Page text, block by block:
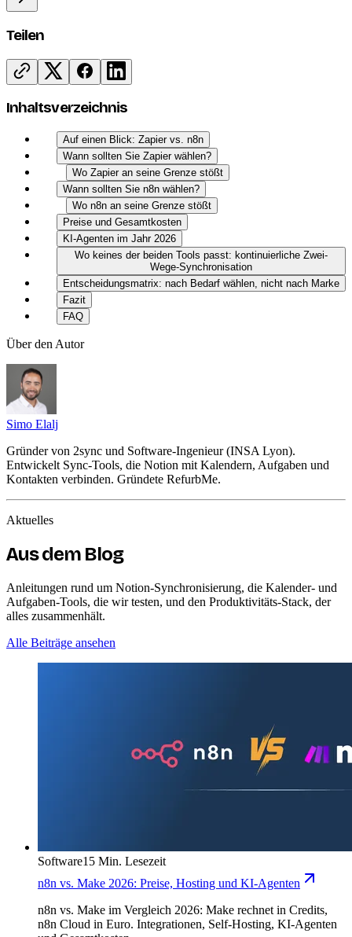
Teilen
Inhaltsverzeichnis
Auf einen Blick: Zapier vs. n8n
Wann sollten Sie Zapier wählen?
Wo Zapier an seine Grenze stößt
Wann sollten Sie n8n wählen?
Wo n8n an seine Grenze stößt
Preise und Gesamtkosten
KI-Agenten im Jahr 2026
Wo keines der beiden Tools passt: kontinuierliche Zwei-
Wege-Synchronisation
Entscheidungsmatrix: nach Bedarf wählen, nicht nach Marke
Fazit
FAQ
Über den Autor
Simo Elalj
Gründer von 2sync und Software-Ingenieur (INSA Lyon).
Entwickelt Sync-Tools, die Notion mit Kalendern, Aufgaben und
Kontakten verbinden. Gründete RefurbMe.
Aktuelles
Aus dem Blog
Anleitungen rund um Notion-Synchronisierung, die Kalender- und
Aufgaben-Tools, die wir testen, und den Produktivitäts-Stack, der
alles zusammenhält.
Alle Beiträge ansehen
Software15 Min. Lesezeit
n8n vs. Make 2026: Preise, Hosting und KI-Agenten
n8n vs. Make im Vergleich 2026: Make rechnet in Credits,
n8n Cloud in Euro. Integrationen, Self-Hosting, KI-Agenten